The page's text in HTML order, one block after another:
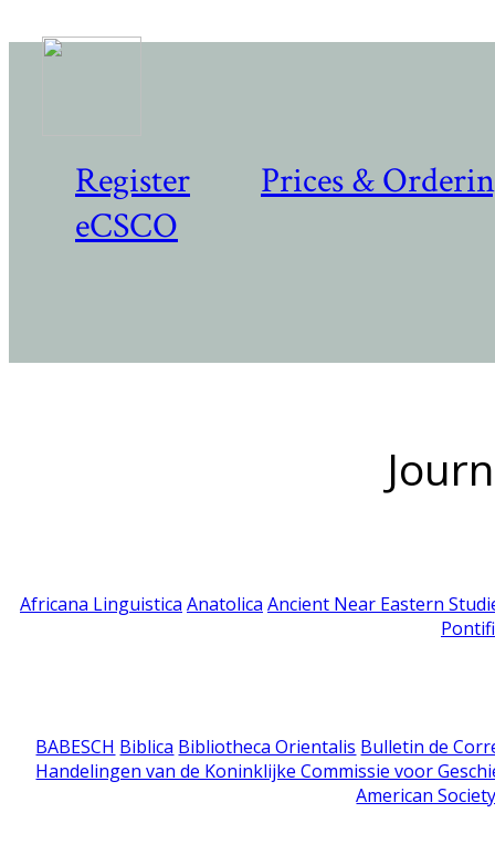
Register
Prices &
eCSCO
Africana Linguistica Anatolica Ancient Near Eastern
BABESCH Biblica Bibliotheca Orientalis Bulletin de
Handelingen van de Koninklijke Commissie voor
American